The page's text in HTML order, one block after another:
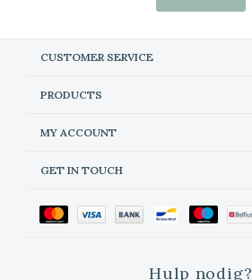
CUSTOMER SERVICE
PRODUCTS
MY ACCOUNT
GET IN TOUCH
Hulp nodig?